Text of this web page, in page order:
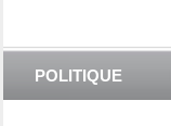
POLITIQUE